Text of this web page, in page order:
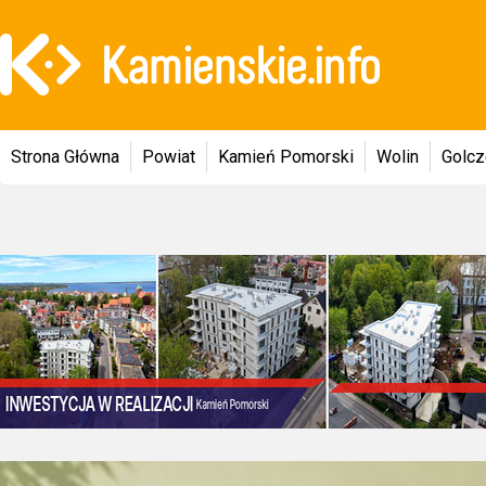
Strona Główna Powiat Kamień Pomorski Wolin